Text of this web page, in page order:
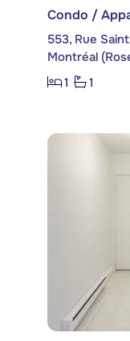
Condo /
553, Rue
Montréal
1
1